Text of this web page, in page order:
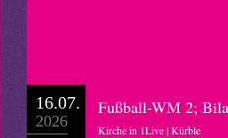
16.07.
2026
Fußball-WM 2;
Kirche in 1Live | Kürble